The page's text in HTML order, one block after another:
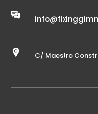
C/ Maestro